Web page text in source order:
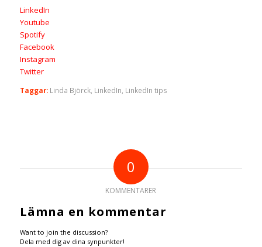
LinkedIn
Youtube
Spotify
Facebook
Instagram
Twitter
Taggar: Linda Björck, LinkedIn, LinkedIn tips
0
KOMMENTARER
Lämna en kommentar
Want to join the discussion?
Dela med dig av dina synpunkter!